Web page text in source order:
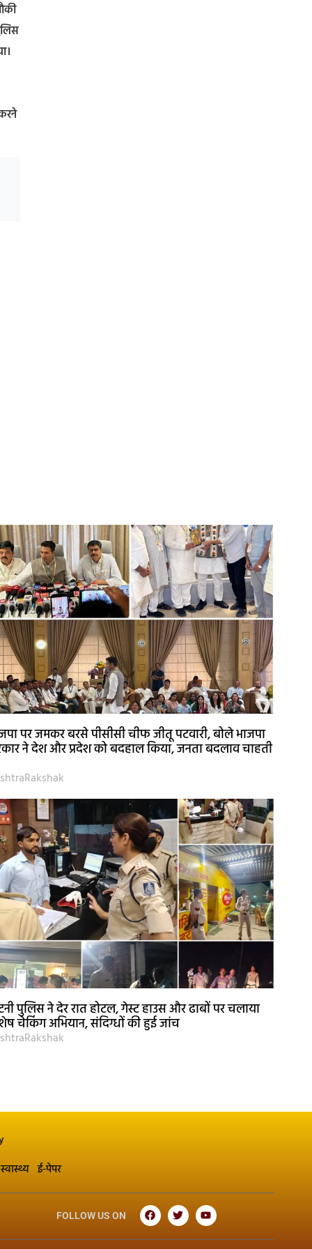
पर जमकर बरसे पीसीसी चीफ जीतू पटवारी, बोले भाजपा
ने देश और प्रदेश को बदहाल किया, जनता बदलाव चाहती
पुलिस ने देर रात होटल, गेस्ट हाउस और ढाबों पर चलाया
चेकिंग अभियान, संदिग्धों की हुई जांच
स्वास्थ्य ई-पेपर
FOLLOW US ON